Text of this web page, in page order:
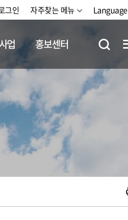
그인 자주찾는 메뉴 Language
업 홍보센터